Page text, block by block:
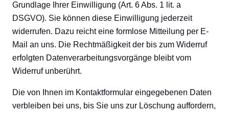
Grundlage Ihrer Einwilligung (Art. 6 Abs. 1 lit. a
DSGVO). Sie können diese Einwilligung jederzeit
widerrufen. Dazu reicht eine formlose Mitteilung per E-
Mail an uns. Die Rechtmäßigkeit der bis zum Widerruf
erfolgten Datenverarbeitungsvorgänge bleibt vom
Widerruf unberührt.
Die von Ihnen im Kontaktformular eingegebenen Daten
verbleiben bei uns, bis Sie uns zur Löschung auffordern,